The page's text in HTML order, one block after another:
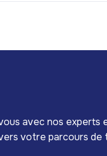
avec nos experts
votre parcours de